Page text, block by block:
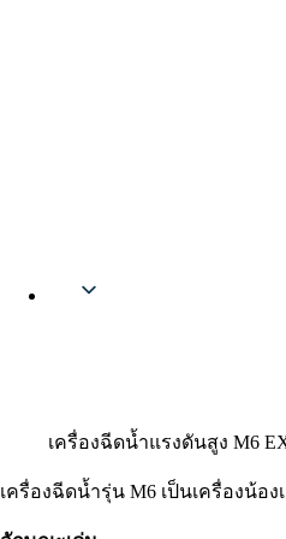
เครื่องฉีดน้ำแรงดันสูง M6
เครื่องฉีดน้ำรุ่น M6 เป็นเครื่องน้อ